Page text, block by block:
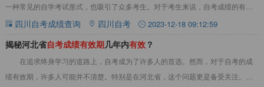
一种常见的自学考试形式，也吸引了众多考生。对于考生来说，自考成绩的有效
期是一个非常关键的问题，因为它直接影响着考生
四川自考成绩查询 四川自考 2023-12-18 09:12:59
揭秘河北省自考成绩有效期几年内有效？
在追求终身学习的道路上，自考成为了许多人的首选。然而，对于自考的成
绩有效期，许多人可能并不清楚。特别是在河北省，这个问题更是备受关注。那